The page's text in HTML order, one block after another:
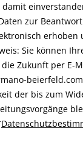
zur
erhoben
Sie können
Zukunft per E-
der bis zum